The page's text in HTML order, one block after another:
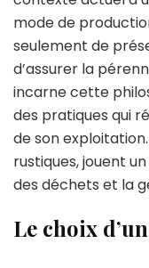
mode de
seulement de
d’assurer la
incarne cette
des pratiques qui
de son
rustiques, jouent
des déchets et la
Le choix